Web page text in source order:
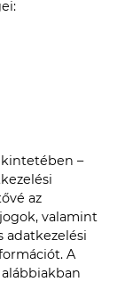
–
az
valamint
adatkezelési
A